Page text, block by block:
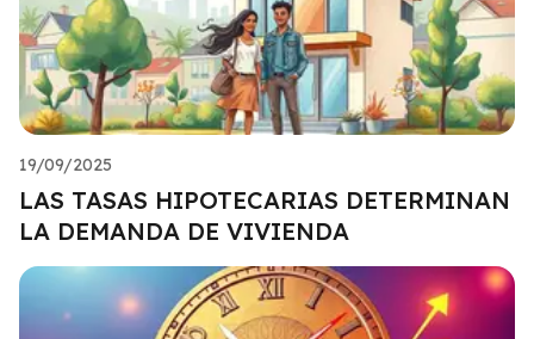
19/09/2025
LAS TASAS HIPOTECARIAS DETERMINAN
LA DEMANDA DE VIVIENDA